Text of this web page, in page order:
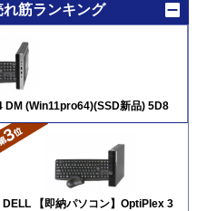
筋ランキング
(Win11pro64)(SSD新品) 5D8
DELL 【即納パソコン】OptiPlex 3